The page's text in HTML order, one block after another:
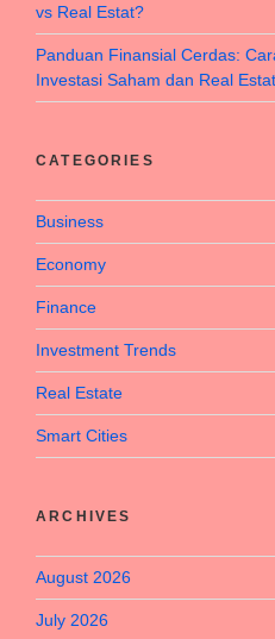
vs Real Estat?
Panduan Finansial Cerdas:
Investasi Saham dan Real Estat
CATEGORIES
Business
Economy
Finance
Investment Trends
Real Estate
Smart Cities
ARCHIVES
August 2026
July 2026